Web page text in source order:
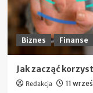
dać
się
Biznes Finanse
Jak zacząć
Redakcja 11